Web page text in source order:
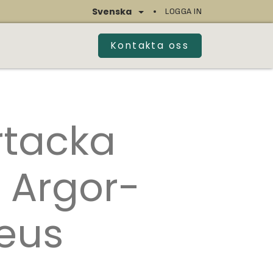
Svenska LOGGA IN
Kontakta oss
Argor-